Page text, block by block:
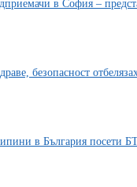
в София –
безопасност
в България посети